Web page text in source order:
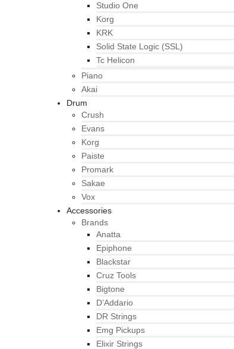
Studio One
Korg
KRK
Solid State Logic (SSL)
Tc Helicon
Piano
Akai
Drum
Crush
Evans
Korg
Paiste
Promark
Sakae
Vox
Accessories
Brands
Anatta
Epiphone
Blackstar
Cruz Tools
Bigtone
D’Addario
DR Strings
Emg Pickups
Elixir Strings